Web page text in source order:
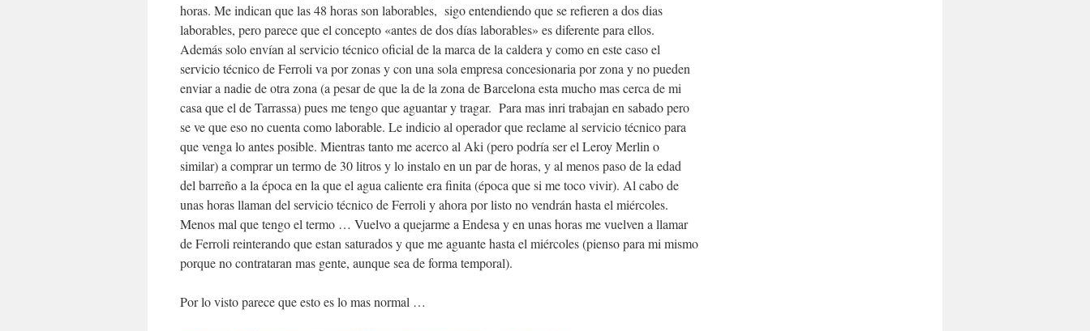
horas. Me indican que las 48 horas son laborables, sigo entendiendo que se refieren a dos dias
laborables, pero parece que el concepto «antes de dos días laborables» es diferente para ellos.
Además solo envían al servicio técnico oficial de la marca de la caldera y como en este caso el
servicio técnico de Ferroli va por zonas y con una sola empresa concesionaria por zona y no pueden
enviar a nadie de otra zona (a pesar de que la de la zona de Barcelona esta mucho mas cerca de mi
casa que el de Tarrassa) pues me tengo que aguantar y tragar. Para mas inri trabajan en sabado pero
se ve que eso no cuenta como laborable. Le indicio al operador que reclame al servicio técnico para
que venga lo antes posible. Mientras tanto me acerco al Aki (pero podría ser el Leroy Merlin o
similar) a comprar un termo de 30 litros y lo instalo en un par de horas, y al menos paso de la edad
del barreño a la época en la que el agua caliente era finita (época que si me toco vivir). Al cabo de
unas horas llaman del servicio técnico de Ferroli y ahora por listo no vendrán hasta el miércoles.
Menos mal que tengo el termo … Vuelvo a quejarme a Endesa y en unas horas me vuelven a llamar
de Ferroli reinterando que estan saturados y que me aguante hasta el miércoles (pienso para mi mismo
porque no contrataran mas gente, aunque sea de forma temporal).
Por lo visto parece que esto es lo mas normal …